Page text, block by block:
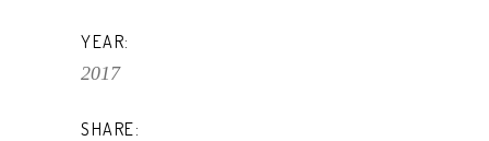
YEAR:
2017
SHARE: